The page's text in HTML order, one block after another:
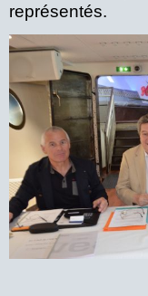
représentés.